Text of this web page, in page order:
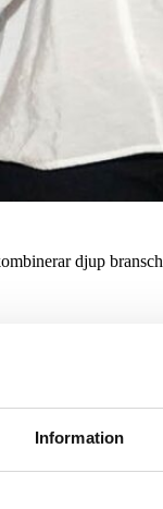
Information
djup
MOVES
varumärkets